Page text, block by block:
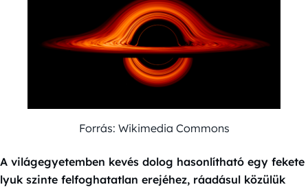
Forrás: Wikimedia Commons
A világegyetemben kevés dolog hasonlítható egy fekete
lyuk szinte felfoghatatlan erejéhez, ráadásul közülük